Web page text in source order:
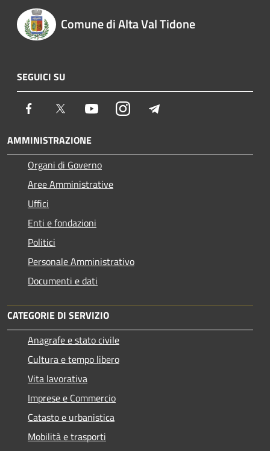
Comune di Alta Val Tidone
SEGUICI SU
Facebook Twitter YoutubeInstagram
AMMINISTRAZIONE
Organi di Governo
Aree Amministrative
Uffici
Enti e fondazioni
Politici
Personale Amministrativo
Documenti e dati
CATEGORIE DI SERVIZIO
Anagrafe e stato civile
Cultura e tempo libero
Vita lavorativa
Imprese e Commercio
Catasto e urbanistica
Mobilità e trasporti